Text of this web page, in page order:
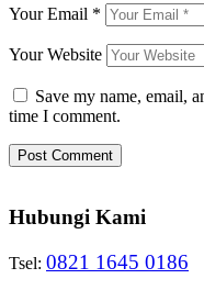
Your Email *
Your Website
Save my name, email,
time I comment.
Hubungi Kami
Tsel: 0821 1645 0186